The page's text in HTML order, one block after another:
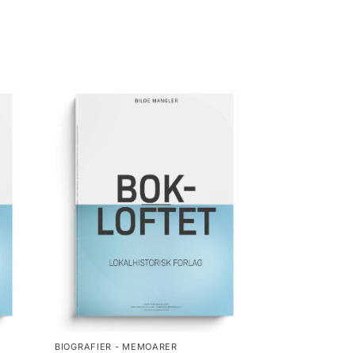
BIOGRAFIER - MEMOARER